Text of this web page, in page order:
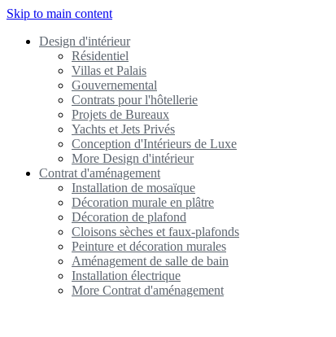
Skip to main content
Design d'intérieur
Résidentiel
Villas et Palais
Gouvernemental
Contrats pour l'hôtellerie
Projets de Bureaux
Yachts et Jets Privés
Conception d'Intérieurs de Luxe
More Design d'intérieur
Contrat d'aménagement
Installation de mosaïque
Décoration murale en plâtre
Décoration de plafond
Cloisons sèches et faux-plafonds
Peinture et décoration murales
Aménagement de salle de bain
Installation électrique
More Contrat d'aménagement